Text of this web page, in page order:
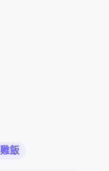
飯